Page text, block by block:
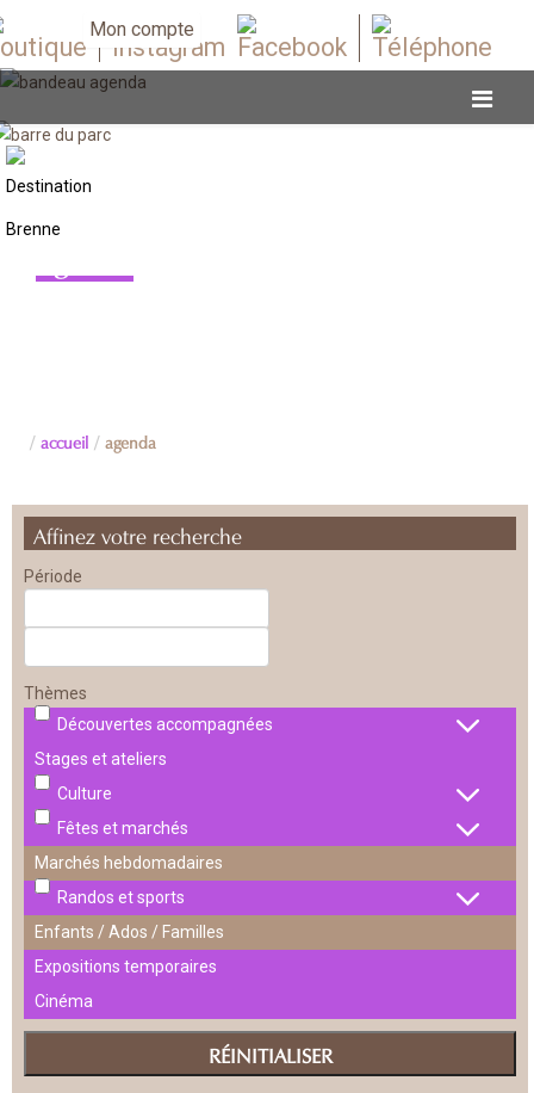
Mon compte
accueil agenda
Affinez votre recherche
Période
Thèmes
Découvertes accompagnées
Stages et ateliers
Culture
Fêtes et marchés
Marchés hebdomadaires
Randos et sports
Enfants / Ados / Familles
Expositions temporaires
Cinéma
RÉINITIALISER